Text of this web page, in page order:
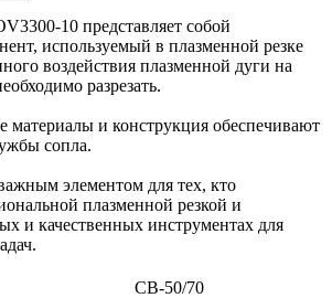
10 представляет собой
используемый в плазменной резке
воздействия плазменной дуги на
разрезать.
материалы и конструкция обеспечивают
сопла.
элементом для тех, кто
плазменной резкой и
и качественных инструментах для
СВ-50/70